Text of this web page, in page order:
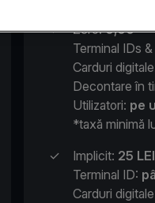
✓ Zero:0,00*
Terminal IDs
Carduri
Decontare în
Utilizatori: pe
*taxă minimă
✓
Implicit: 25 LEI
Terminal ID:
Carduri